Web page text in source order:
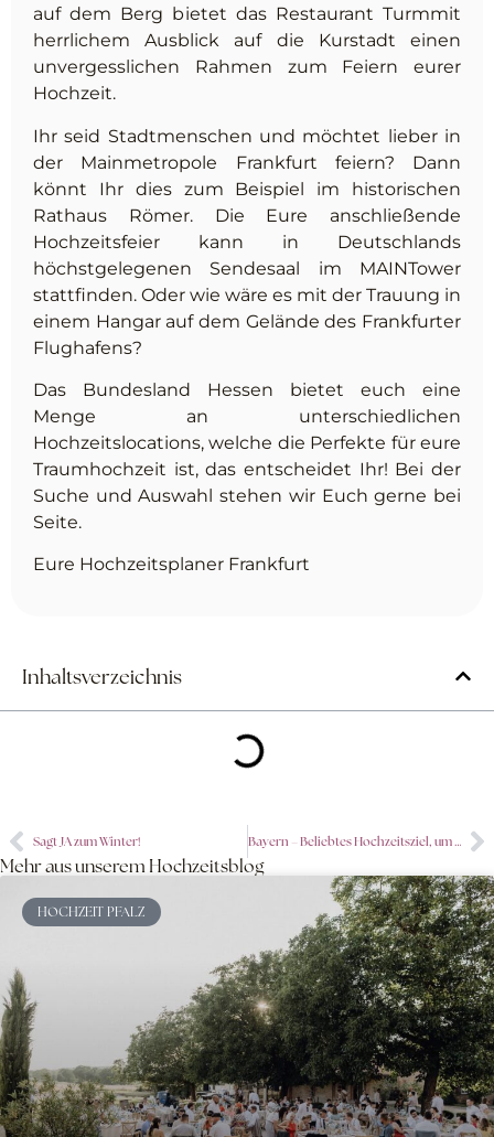
auf dem Berg bietet das Restaurant Turmmit
herrlichem Ausblick auf die Kurstadt einen
unvergesslichen Rahmen zum Feiern eurer
Hochzeit.
Ihr seid Stadtmenschen und möchtet lieber in
der Mainmetropole Frankfurt feiern? Dann
könnt Ihr dies zum Beispiel im historischen
Rathaus Römer. Die Eure anschließende
Hochzeitsfeier kann in Deutschlands
höchstgelegenen Sendesaal im MAINTower
stattfinden. Oder wie wäre es mit der Trauung in
einem Hangar auf dem Gelände des Frankfurter
Flughafens?
Das Bundesland Hessen bietet euch eine
Menge an unterschiedlichen
Hochzeitslocations, welche die Perfekte für eure
Traumhochzeit ist, das entscheidet Ihr! Bei der
Suche und Auswahl stehen wir Euch gerne bei
Seite.
Eure Hochzeitsplaner Frankfurt
Inhaltsverzeichnis
Sagt JA zum Winter! Bayern – Beliebtes Hochzeitsziel, um den Bund für ́s Leben zu schließen
Mehr aus unserem Hochzeitsblog
HOCHZEIT PFALZ